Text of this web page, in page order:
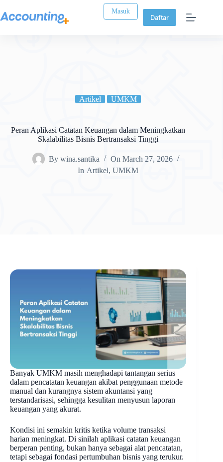
Masuk
Daftar
Artikel UMKM
Peran Aplikasi Catatan Keuangan dalam Meningkatkan
Skalabilitas Bisnis Bertransaksi Tinggi
By wina.santika On March 27, 2026
In Artikel, UMKM
Banyak UMKM masih menghadapi tantangan serius
dalam pencatatan keuangan akibat penggunaan metode
manual dan kurangnya sistem akuntansi yang
terstandarisasi, sehingga kesulitan menyusun laporan
keuangan yang akurat.
Kondisi ini semakin kritis ketika volume transaksi
harian meningkat. Di sinilah aplikasi catatan keuangan
berperan penting, bukan hanya sebagai alat pencatatan,
tetapi sebagai fondasi pertumbuhan bisnis yang terukur.